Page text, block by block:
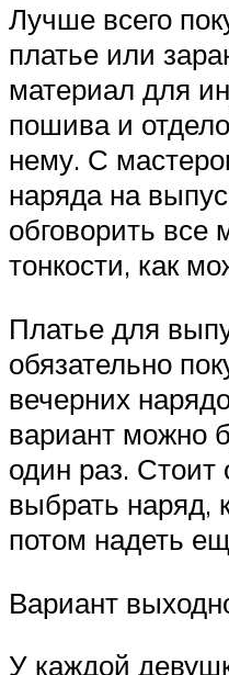
Лучше всего
платье или
материал для
пошива и
нему. С
наряда на
обговорить все
тонкости, как
Платье для
обязательно
вечерних
вариант можно
один раз. Стоит
выбрать наряд,
потом надеть
Вариант
У каждой